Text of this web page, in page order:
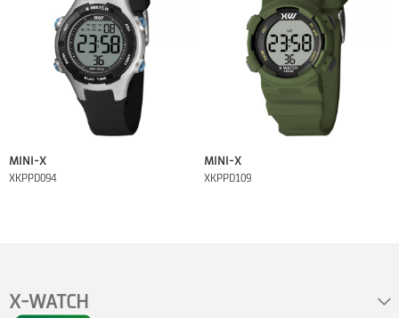
MINI-X
XKPPD094
MINI-X
XKPPD109
X-WATCH